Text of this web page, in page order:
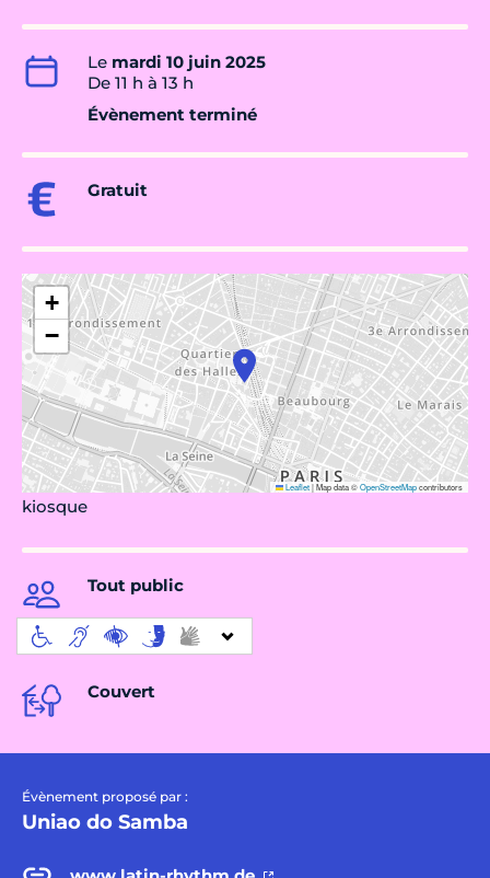
Le mardi 10 juin 2025
De 11 h à 13 h
Évènement terminé
Gratuit
+
−
Leaflet|Map data ©OpenStreetMapcontributors
kiosque
Tout public
Couvert
Évènement proposé par :
Uniao do Samba